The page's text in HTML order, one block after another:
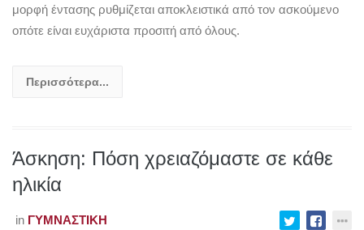
μορφή έντασης ρυθμίζεται αποκλειστικά από τον ασκούμενο
οπότε είναι ευχάριστα προσιτή από όλους.
Περισσότερα...
Άσκηση: Πόση χρειαζόμαστε σε κάθε
ηλικία
in ΓΥΜΝΑΣΤΙΚΉ